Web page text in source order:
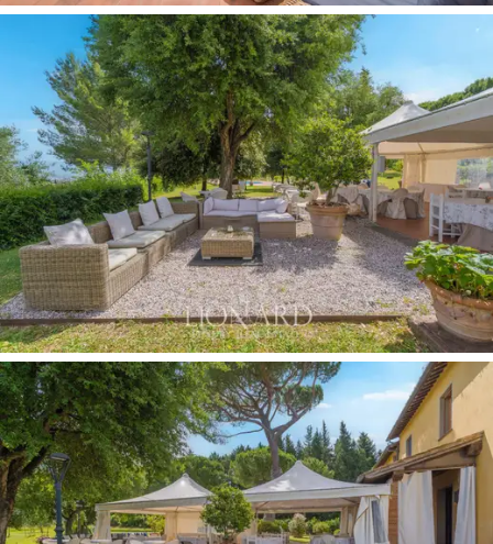
A propriedade é cercada poraproximadamente 1
hectare de parque,projetado para oferecer uma
experiência completa ao ar livre. A grandepiscinaé
cercada por umaárea para banhos de sol, equipada
com espreguiçadeiras e gazebospara aproveitar ao
máximo os dias ensolarados de verão. Ogramado é
bem cuidado,pontilhado de árvores, plantas e rosas
em flor. Oferece diversasáreas para refeições e
relaxamento,com áreas de estar ao ar livre e um
grande gazebo. O cenário natural é dominado por
fileiras organizadas de vinhedosque produzem
Chianti DOCG,complementados por 10 hectares de
olivais,campos cultivados e bosques que se
estendem até onde a vista alcança, criando um cenário
único e evocativo em cada estação.
Estapropriedade agrícola com um resort de